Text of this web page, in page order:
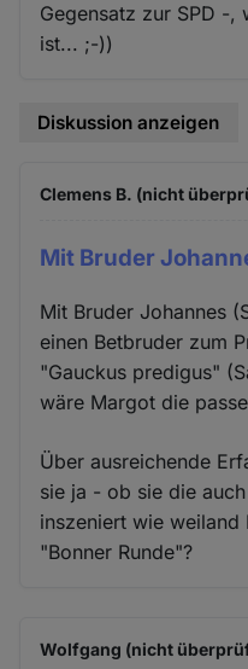
Gegensatz zur SPD -,
ist... ;-))
Diskussion anzeigen
Clemens B. (nicht
Mit Bruder
Mit Bruder Johannes
einen Betbruder zum
"Gauckus predigus"
wäre Margot die
Über ausreichende
sie ja - ob sie die
inszeniert wie
"Bonner Runde"?
Wolfgang (nicht